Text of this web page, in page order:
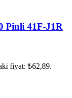
Pinli 41F-J1R
fiyat: ₺62,89.